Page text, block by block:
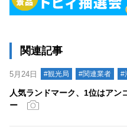
関連記事
5月24日 #観光局 #関連業者 #
人気ランドマーク、1位はアン
ー